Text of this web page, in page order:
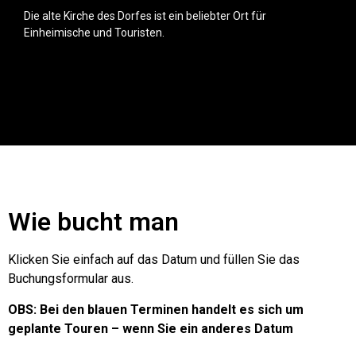
Die alte Kirche des Dorfes ist ein beliebter Ort für
Einheimische und Touristen.
Wie bucht man
Klicken Sie einfach auf das Datum und füllen Sie das
Buchungsformular aus.
OBS: Bei den blauen Terminen handelt es sich um
geplante Touren – wenn Sie ein anderes Datum